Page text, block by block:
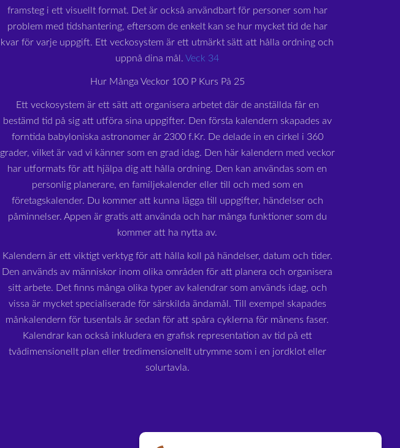
framsteg i ett visuellt format. Det är också användbart för personer som har
problem med tidshantering, eftersom de enkelt kan se hur mycket tid de har
kvar för varje uppgift. Ett veckosystem är ett utmärkt sätt att hålla ordning och
uppnå dina mål. Veck 34
Hur Många Veckor 100 P Kurs På 25
Ett veckosystem är ett sätt att organisera arbetet där de anställda får en
bestämd tid på sig att utföra sina uppgifter. Den första kalendern skapades av
forntida babyloniska astronomer år 2300 f.Kr. De delade in en cirkel i 360
grader, vilket är vad vi känner som en grad idag. Den här kalendern med veckor
har utformats för att hjälpa dig att hålla ordning. Den kan användas som en
personlig planerare, en familjekalender eller till och med som en
företagskalender. Du kommer att kunna lägga till uppgifter, händelser och
påminnelser. Appen är gratis att använda och har många funktioner som du
kommer att ha nytta av.
Kalendern är ett viktigt verktyg för att hålla koll på händelser, datum och tider.
Den används av människor inom olika områden för att planera och organisera
sitt arbete. Det finns många olika typer av kalendrar som används idag, och
vissa är mycket specialiserade för särskilda ändamål. Till exempel skapades
månkalendern för tusentals år sedan för att spåra cyklerna för månens faser.
Kalendrar kan också inkludera en grafisk representation av tid på ett
tvådimensionellt plan eller tredimensionellt utrymme som i en jordklot eller
solurtavla.